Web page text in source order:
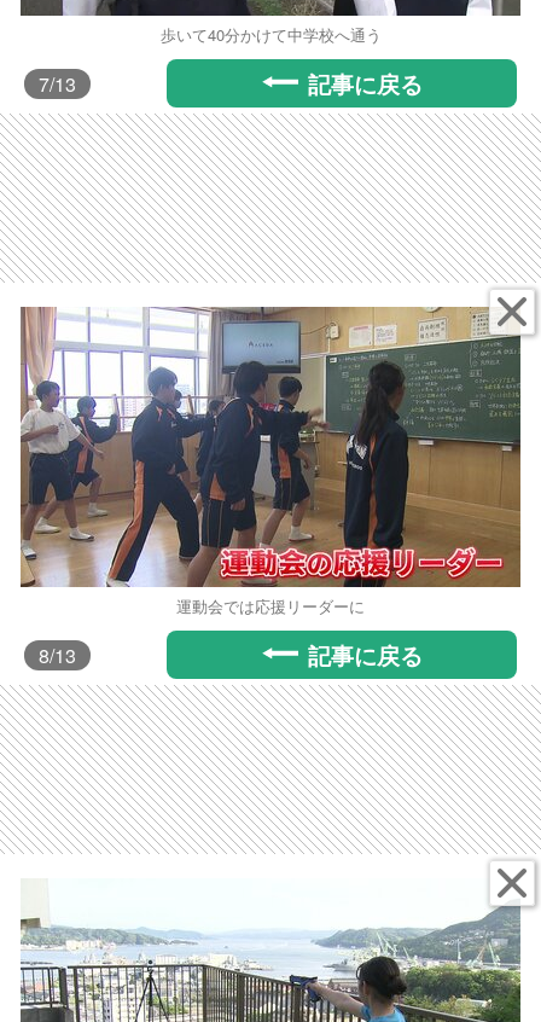
歩いて40分かけて中学校へ通う
7/13 記事に戻る
運動会では応援リーダーに
8/13 記事に戻る